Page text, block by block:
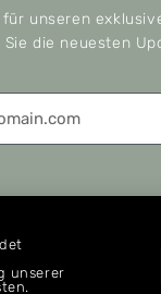
für unseren
die neuesten
unserer